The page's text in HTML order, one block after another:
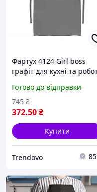
Фартух 4124 Girl boss
графіт для кухні та
габардину 170гр/м
Готово до відправки
372.50₴
745 ₴
Купити
Trendovo